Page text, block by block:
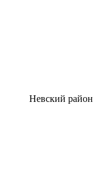
Невский район